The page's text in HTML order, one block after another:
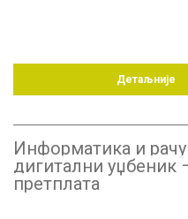
Детаљније
Информатика и
дигитални
претплата